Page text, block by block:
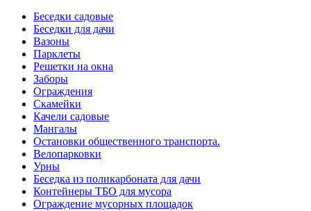
Беседки садовые
Беседки для дачи
Вазоны
Парклеты
Решетки на окна
Заборы
Ограждения
Скамейки
Качели садовые
Мангалы
Остановки общественного транспорта.
Велопарковки
Урны
Беседка из поликарбоната для дачи
Контейнеры ТБО для мусора
Ограждение мусорных площадок